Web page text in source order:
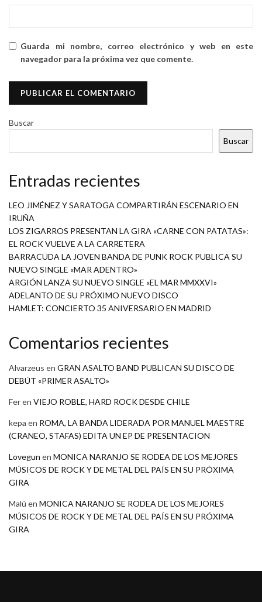
Guarda mi nombre, correo electrónico y web en este
navegador para la próxima vez que comente.
Buscar
Buscar
Entradas recientes
LEO JIMÉNEZ Y SARATOGA COMPARTIRÁN ESCENARIO EN
IRUÑA
LOS ZIGARROS PRESENTAN LA GIRA «CARNE CON PATATAS»:
EL ROCK VUELVE A LA CARRETERA
BARRACÜDA LA JOVEN BANDA DE PUNK ROCK PUBLICA SU
NUEVO SINGLE «MAR ADENTRO»
ARGIÓN LANZA SU NUEVO SINGLE «EL MAR MMXXVI»
ADELANTO DE SU PRÓXIMO NUEVO DISCO
HAMLET: CONCIERTO 35 ANIVERSARIO EN MADRID
Comentarios recientes
Alvarzeus en GRAN ASALTO BAND PUBLICAN SU DISCO DE
DEBÚT «PRIMER ASALTO»
Feren VIEJO ROBLE, HARD ROCK DESDE CHILE
kepa en ROMA, LA BANDA LIDERADA POR MANUEL MAESTRE
(CRANEO, STAFAS) EDITA UN EP DE PRESENTACION
Lovegun en MONICA NARANJO SE RODEA DE LOS MEJORES
MÚSICOS DE ROCK Y DE METAL DEL PAÍS EN SU PRÓXIMA
GIRA
Malú en MONICA NARANJO SE RODEA DE LOS MEJORES
MÚSICOS DE ROCK Y DE METAL DEL PAÍS EN SU PRÓXIMA
GIRA